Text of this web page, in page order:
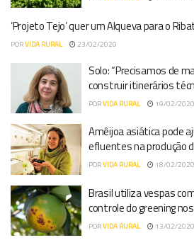
‘Projeto Tejo’ quer um Alqueva para o
PORVIDA RURAL 23/02/2020
Solo: “Precisamos de
construir itinerários
PORVIDA RURAL 19/02/2020
Amêijoa asiática pode
efluentes na produção
PORVIDA RURAL 18/02/2020
Brasil utiliza vespas
controle do greening
PORVIDA RURAL 13/02/2020